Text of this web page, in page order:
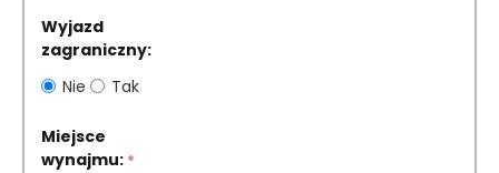
Wyjazd
zagraniczny:
Nie
Tak
Miejsce
wynajmu: